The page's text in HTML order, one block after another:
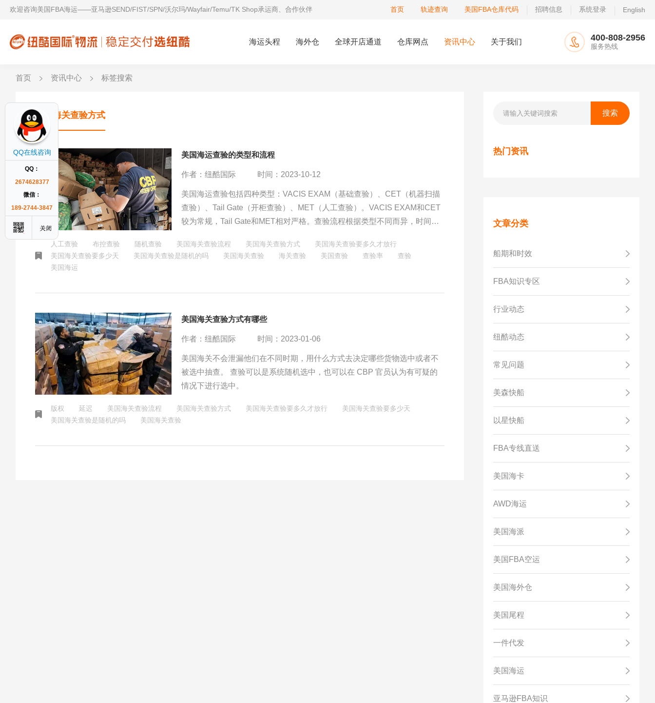
欢迎咨询美国FBA海运——亚马逊SEND/FIST/SPN/沃尔玛/Wayfair/Temu/TK Shop承运商、合作伙伴 首页 轨迹查询 美国FBA仓库代码 招聘信息 系统登录 English
海运头程 海外仓 全球开店通道 仓库网点 资讯中心 关于我们 400-808-2956
服务热线
首页 资讯中心 标签搜索
美国海关查验方式
美国海运查验的类型和流程
作者：纽酷国际 时间：2023-10-12
美国海运查验包括四种类型：VACIS EXAM（基础查验）、CET（机器扫描
查验）、Tail Gate（开柜查验）、MET（人工查验）。VACIS EXAM和CET
较为常规，Tail Gate和MET相对严格。查验流程根据类型不同而异，时间也
人工查验 布控查验 随机查验 美国海关查验流程 美国海关查验方式
美国海关查验要多久才放行
美国海关查验要多少天
美国海关查验是随机的吗 美国海关查验 海关查验 美国查验 查验率
查验
美国海运
美国海关查验方式有哪些
作者：纽酷国际 时间：2023-01-06
美国海关不会泄漏他们在不同时期，用什么方式去决定哪些货物选中或者不
被选中抽查。 查验可以是系统随机选中，也可以在 CBP 官员认为有可疑的
情况下进行选中。
版权 延迟 美国海关查验流程 美国海关查验方式 美国海关查验要多久才放行
美国海关查验要多少天
美国海关查验是随机的吗
美国海关查验
热门资讯
文章分类
船期和时效
FBA知识专区
行业动态
纽酷动态
常见问题
美森快船
以星快船
FBA专线直送
美国海卡
AWD海运
美国海派
美国FBA空运
美国海外仓
美国尾程
一件代发
美国海运
亚马逊FBA知识
QQ在线咨询
QQ：
2674628377
微信：
189-2744-3847